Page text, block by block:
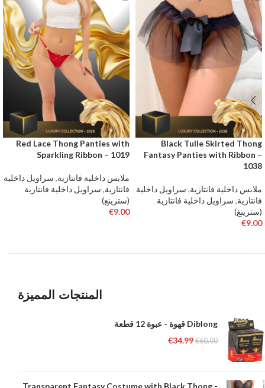
Black Tulle Skirted Thong
Fantasy Panties with Ribbon –
1038
ملابس داخلية فانتازية, سراويل داخلية
فانتازية, سراويل داخلية فانتازية
(سترينغ)
€9.00
Red Lace Thong Panties with
Sparkling Ribbon – 1019
ملابس داخلية فانتازية, سراويل داخلية
فانتازية, سراويل داخلية فانتازية
(سترينغ)
€9.00
المنتجات المميزة
Diblong قهوة - عبوة 12 قطعة
€60.00
€34.99
Transparent Fantasy Costume with Black Thong -